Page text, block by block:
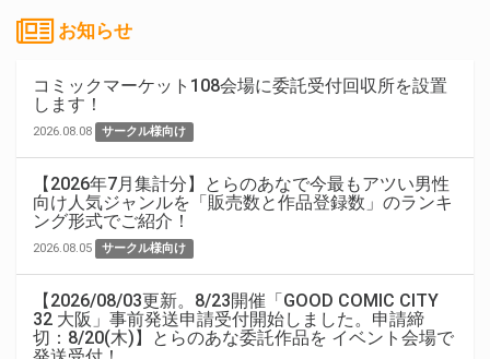
お知らせ
コミックマーケット108会場に委託受付回収所を設置
します！
2026.08.08 サークル様向け
【2026年7月集計分】とらのあなで今最もアツい男性
向け人気ジャンルを「販売数と作品登録数」のランキ
ング形式でご紹介！
2026.08.05 サークル様向け
【2026/08/03更新。8/23開催「GOOD COMIC CITY
32 大阪」事前発送申請受付開始しました。申請締
切：8/20(木)】とらのあな委託作品を イベント会場で